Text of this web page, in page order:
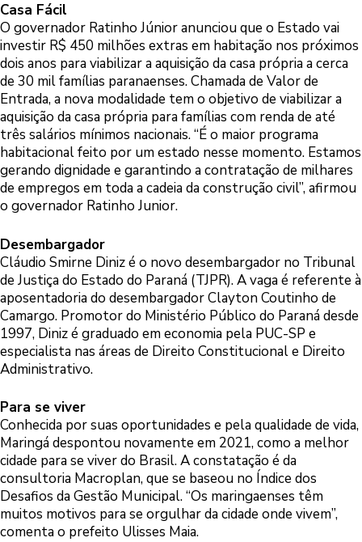
Casa Fácil
O governador Ratinho Júnior anunciou que o Estado vai
investir R$ 450 milhões extras em habitação nos próximos
dois anos para viabilizar a aquisição da casa própria a cerca
de 30 mil famílias paranaenses. Chamada de Valor de
Entrada, a nova modalidade tem o objetivo de viabilizar a
aquisição da casa própria para famílias com renda de até
três salários mínimos nacionais. “É o maior programa
habitacional feito por um estado nesse momento. Estamos
gerando dignidade e garantindo a contratação de milhares
de empregos em toda a cadeia da construção civil”, afirmou
o governador Ratinho Junior.
Desembargador
Cláudio Smirne Diniz é o novo desembargador no Tribunal
de Justiça do Estado do Paraná (TJPR). A vaga é referente à
aposentadoria do desembargador Clayton Coutinho de
Camargo. Promotor do Ministério Público do Paraná desde
1997, Diniz é graduado em economia pela PUC-SP e
especialista nas áreas de Direito Constitucional e Direito
Administrativo.
Para se viver
Conhecida por suas oportunidades e pela qualidade de vida,
Maringá despontou novamente em 2021, como a melhor
cidade para se viver do Brasil. A constatação é da
consultoria Macroplan, que se baseou no Índice dos
Desafios da Gestão Municipal. “Os maringaenses têm
muitos motivos para se orgulhar da cidade onde vivem”,
comenta o prefeito Ulisses Maia.